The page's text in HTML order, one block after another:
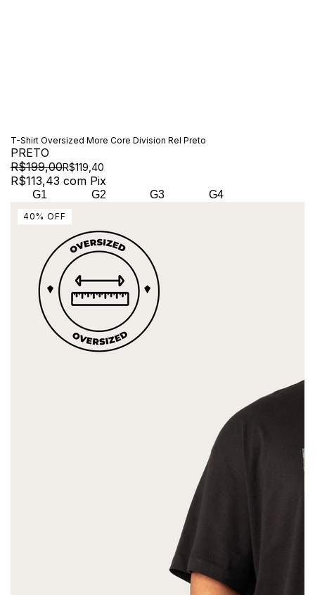
T-Shirt Oversized More Core Division Rel Preto
PRETO
R$199,00R$119,40
R$113,43 com Pix
G1 G2 G3 G4
40 % OFF